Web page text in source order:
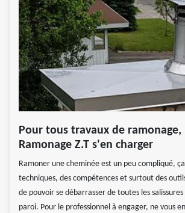
Pour tous travaux de ramonage,
Ramonage Z.T s'en charger
Ramoner une cheminée est un peu compliqué,
techniques, des compétences et surtout des
de pouvoir se débarrasser de toutes les
paroi. Pour le professionnel à engager, ne vous